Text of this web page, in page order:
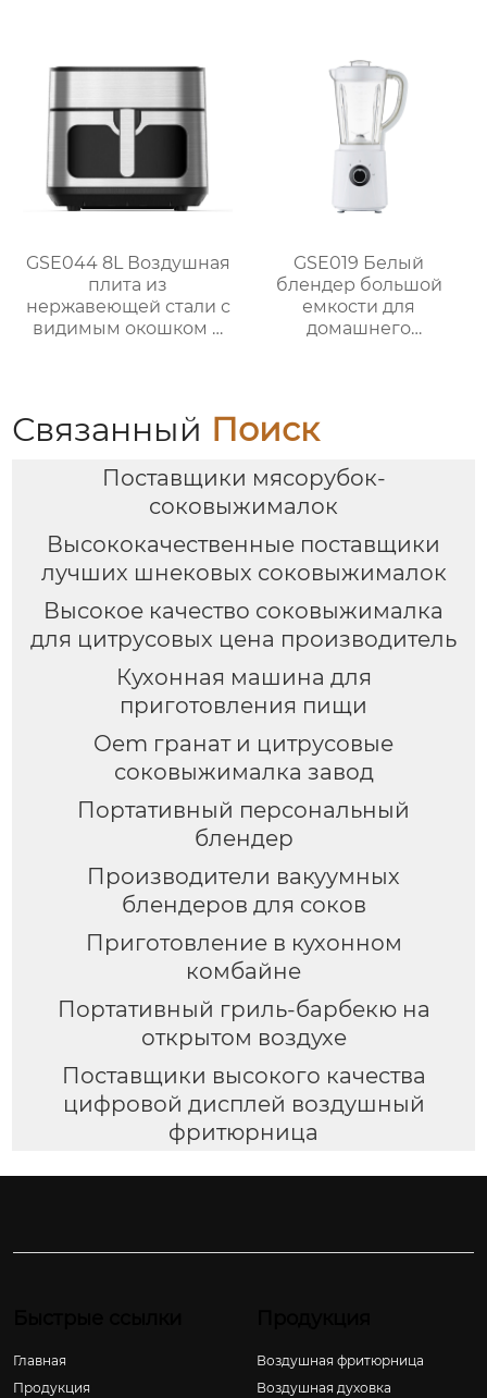
большая ручка
GSE044 8L Воздушная
плита из
нержавеющей стали с
видимым окошком и
GSE019 Белый
блендер большой
емкости для
домашнего
Связанный Поиск
Поставщики мясорубок-
соковыжималок
Высококачественные поставщики
лучших шнековых соковыжималок
Высокое качество соковыжималка
для цитрусовых цена производитель
Кухонная машина для
приготовления пищи
Oem гранат и цитрусовые
соковыжималка завод
Портативный персональный
блендер
Производители вакуумных
блендеров для соков
Приготовление в кухонном
комбайне
Портативный гриль-барбекю на
открытом воздухе
Поставщики высокого качества
цифровой дисплей воздушный
фритюрница
Главная
Продукция
Воздушная фритюрница
Воздушная духовка